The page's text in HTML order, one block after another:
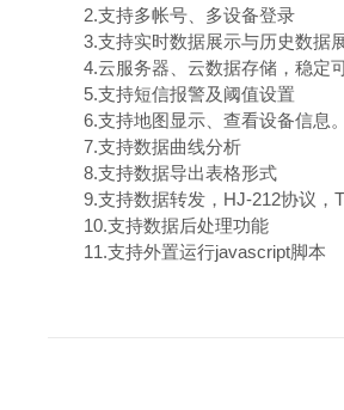
2.支持多帐号、多设备登录
3.支持实时数据展示与历史数据
4.云服务器、云数据存储，稳定
5.支持短信报警及阈值设置
6.支持地图显示、查看设备信息。
7.支持数据曲线分析
8.支持数据导出表格形式
9.支持数据转发，HJ-212协议，
10.支持数据后处理功能
11.支持外置运行javascript脚本